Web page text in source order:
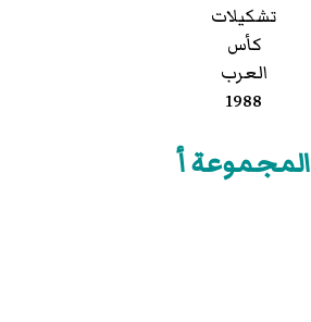
تشكيلات
كأس
العرب
1988
المجموعة أ